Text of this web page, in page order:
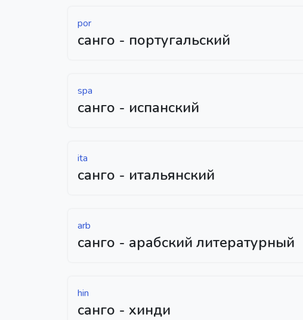
por
санго - португальский
spa
санго - испанский
ita
санго - итальянский
arb
санго - арабский литературный
hin
санго - хинди